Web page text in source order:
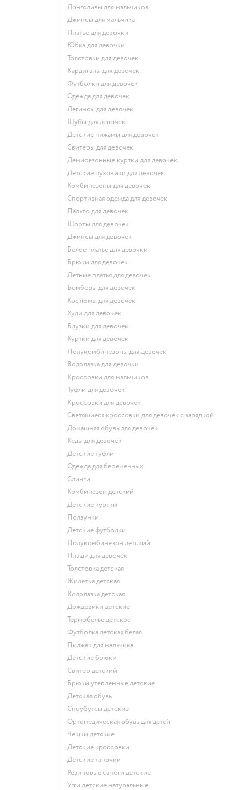
Лонгсливы для мальчиков
Джинсы для мальчика
Платье для девочки
Юбка для девочки
Толстовки для девочек
Кардиганы для девочек
Футболки для девочек
Одежда для девочек
Легинсы для девочек
Шубы для девочек
Детские пижамы для девочек
Свитеры для девочек
Демисезонные куртки для девочек
Детские пуховики для девочек
Комбинезоны для девочек
Спортивная одежда для девочек
Пальто для девочек
Шорты для девочек
Джинсы для девочек
Белое платье для девочки
Брюки для девочек
Летние платья для девочек
Бомберы для девочек
Костюмы для девочек
Худи для девочек
Блузки для девочек
Куртки для девочек
Полукомбинезоны для девочек
Водолазка для девочки
Кроссовки для мальчиков
Туфли для девочек
Кроссовки для девочек
Светящиеся кроссовки для девочек с зарядкой
Домашняя обувь для девочек
Кеды для девочек
Детские туфли
Одежда для беременных
Слинги
Комбинезон детский
Детские куртки
Ползунки
Детские футболки
Полукомбинезон детский
Плащи для девочек
Толстовка детская
Жилетка детская
Водолазка детская
Дождевики детские
Термобелье детское
Футболка детская белая
Пиджак для мальчика
Детские брюки
Свитер детский
Брюки утепленные детские
Детская обувь
Сноубутсы детские
Ортопедическая обувь для детей
Чешки детские
Детские кроссовки
Детские тапочки
Резиновые сапоги детские
Угги детские натуральные